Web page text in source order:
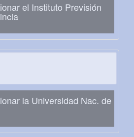
el Instituto Previsión
la Universidad Nac. de